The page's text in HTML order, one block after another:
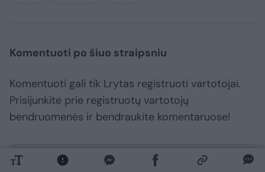
Komentuoti po šiuo straipsniu
Komentuoti gali tik Lrytas registruoti vartotojai.
Prisijunkite prie registruotų vartotojų
bendruomenės ir bendraukite komentaruose!
Rodyti komentarus